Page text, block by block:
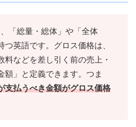
「総量・総体」や「全体
つ英語です。グロス価格は、
料などを差し引く前の売上・
額」と定義できます。つま
支払うべき金額がグロス価格